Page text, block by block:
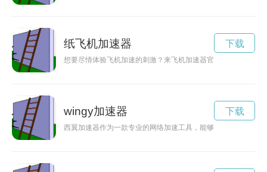
纸飞机加速器
想要尽情体验飞机加速的刺激？来飞机加速器官网吧！这里有
下载
wingy加速器
西翼加速器作为一款专业的网络加速工具，能够帮助用户在网
下载